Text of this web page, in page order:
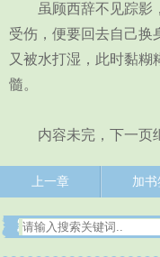
虽顾西辞不见踪影，
受伤，便要回去自己换
又被水打湿，此时黏糊
髓。
内容未完，下一页
上一章 加书